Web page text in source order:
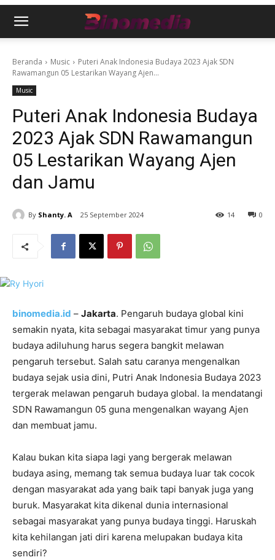
Beranda Music
Puteri Anak Indonesia Budaya 2023 Ajak SDN
Rawamangun 05 Lestarikan Wayang Ajen...
Music
Puteri Anak Indonesia Budaya
2023 Ajak SDN Rawamangun
05 Lestarikan Wayang Ajen
dan Jamu
By Shanty. A 25 September 2024 0
14
binomedia.id – Jakarta. Pengaruh budaya global kini
semakin nyata, kita sebagai masyarakat timur yang punya
budaya adiluhung harus segera bangkit melawan
pengaruh tersebut. Salah satu caranya mengenalkan
budaya sejak usia dini, Putri Anak Indonesia Budaya 2023
tergerak melawan pengaruh budaya global. Ia mendatangi
SDN Rawamangun 05 guna mengenalkan wayang Ajen
dan membuat jamu.
Kalau bukan kita siapa lagi yang bergerak melawan
budaya asing, memang tak semua budaya luar tak cocok
dengan masyarakat ada yang baik tapi banyak juga yang
buruk. Masyarakat kita dikenal dunia internasional
sebagai masyarakat yang punya budaya tinggi. Haruskah
kita kehilangan jati diri karena melupakan budaya kita
sendiri?